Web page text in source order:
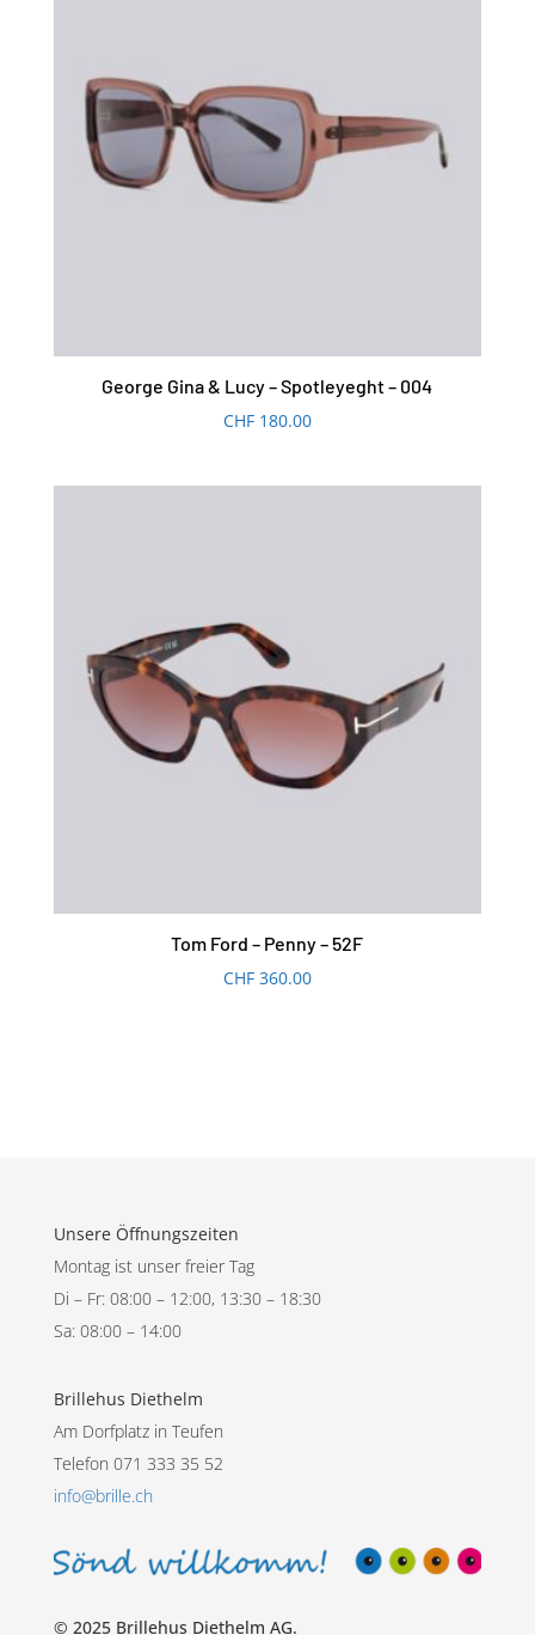
George Gina & Lucy – Spotleyeght – 004
CHF180.00
Tom Ford – Penny – 52F
CHF360.00
Unsere Öffnungszeiten
Montag ist unser freier Tag
Di – Fr: 08:00 – 12:00, 13:30 – 18:30
Sa: 08:00 – 14:00
Brillehus Diethelm
Am Dorfplatz in Teufen
Telefon 071 333 35 52
info@brille.ch
© 2025 Brillehus Diethelm AG.